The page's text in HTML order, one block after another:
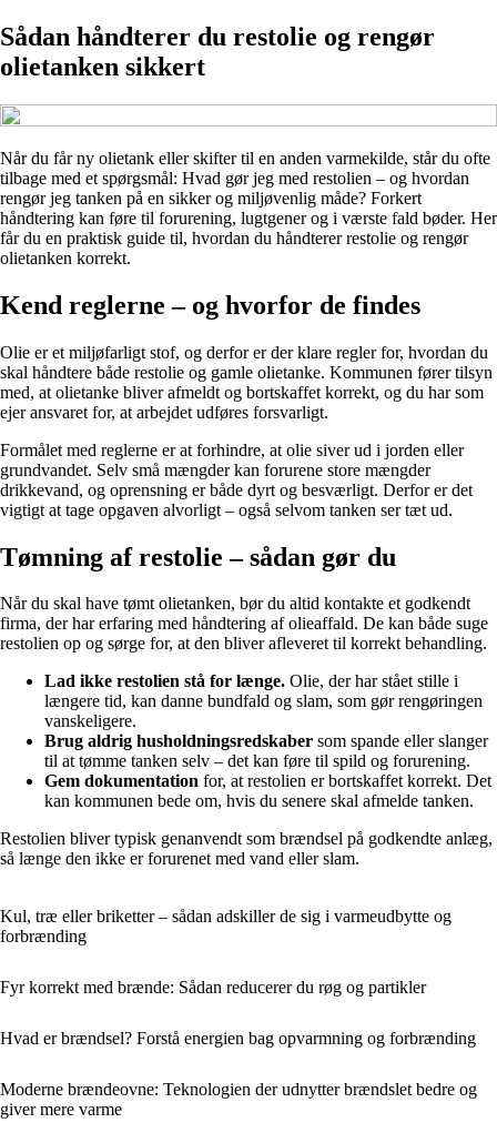
Sådan håndterer du restolie og rengør
olietanken sikkert
Når du får ny olietank eller skifter til en anden varmekilde, står du ofte
tilbage med et spørgsmål: Hvad gør jeg med restolien – og hvordan
rengør jeg tanken på en sikker og miljøvenlig måde? Forkert
håndtering kan føre til forurening, lugtgener og i værste fald bøder. Her
får du en praktisk guide til, hvordan du håndterer restolie og rengør
olietanken korrekt.
Kend reglerne – og hvorfor de findes
Olie er et miljøfarligt stof, og derfor er der klare regler for, hvordan du
skal håndtere både restolie og gamle olietanke. Kommunen fører tilsyn
med, at olietanke bliver afmeldt og bortskaffet korrekt, og du har som
ejer ansvaret for, at arbejdet udføres forsvarligt.
Formålet med reglerne er at forhindre, at olie siver ud i jorden eller
grundvandet. Selv små mængder kan forurene store mængder
drikkevand, og oprensning er både dyrt og besværligt. Derfor er det
vigtigt at tage opgaven alvorligt – også selvom tanken ser tæt ud.
Tømning af restolie – sådan gør du
Når du skal have tømt olietanken, bør du altid kontakte et godkendt
firma, der har erfaring med håndtering af olieaffald. De kan både suge
restolien op og sørge for, at den bliver afleveret til korrekt behandling.
Lad ikke restolien stå for længe. Olie, der har stået stille i
længere tid, kan danne bundfald og slam, som gør rengøringen
vanskeligere.
Brug aldrig husholdningsredskaber som spande eller slanger
til at tømme tanken selv – det kan føre til spild og forurening.
Gem dokumentation for, at restolien er bortskaffet korrekt. Det
kan kommunen bede om, hvis du senere skal afmelde tanken.
Restolien bliver typisk genanvendt som brændsel på godkendte anlæg,
så længe den ikke er forurenet med vand eller slam.
Kul, træ eller briketter – sådan adskiller de sig i varmeudbytte og
forbrænding
Fyr korrekt med brænde: Sådan reducerer du røg og partikler
Hvad er brændsel? Forstå energien bag opvarmning og forbrænding
Moderne brændeovne: Teknologien der udnytter brændslet bedre og
giver mere varme